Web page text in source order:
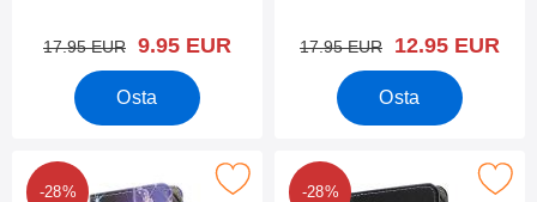
vanha hinta
17.95 EUR uusi hinta
9.95 EUR
Osta
vanha hinta
17.95 EUR uusi hinta
12.95 EUR
Osta
-28%
kuviolompakko iPhone 13 Pro Max (6.7) suosikiksi
-28%
Merkitse kuviolompakko iPhone